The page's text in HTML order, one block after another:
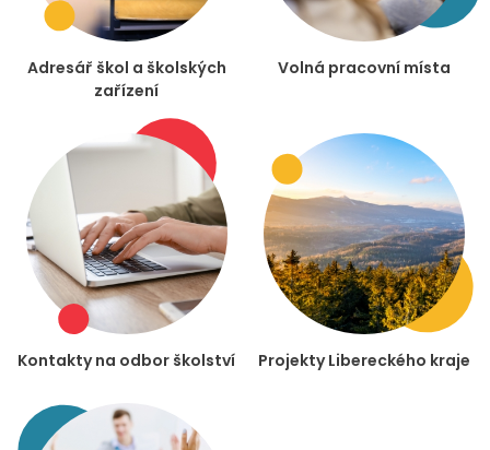
Adresář škol a školských
zařízení
Volná pracovní místa
Kontakty na odbor školství Projekty Libereckého kraje